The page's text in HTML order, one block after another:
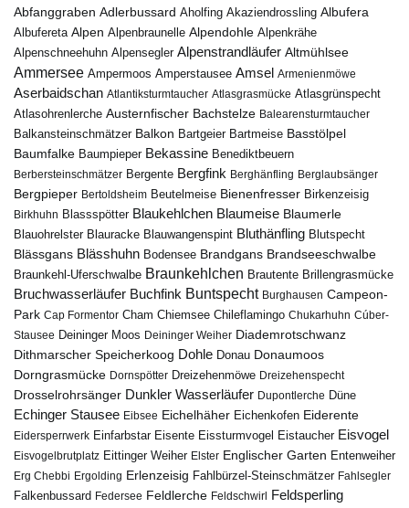
Abfanggraben Adlerbussard Aholfing Akaziendrossling Albufera
Albufereta Alpen Alpenbraunelle Alpendohle Alpenkrähe
Alpenschneehuhn Alpensegler Alpenstrandläufer Altmühlsee
Ammersee Ampermoos Amperstausee Amsel Armenienmöwe
Aserbaidschan Atlantiksturmtaucher Atlasgrasmücke Atlasgrünspecht
Atlasohrenlerche Austernfischer Bachstelze Balearensturmtaucher
Balkansteinschmätzer Balkon Bartgeier Bartmeise Basstölpel
Baumfalke Baumpieper Bekassine Benediktbeuern
Berbersteinschmätzer Bergente Bergfink Berghänfling Berglaubsänger
Bergpieper Bertoldsheim Beutelmeise Bienenfresser Birkenzeisig
Birkhuhn Blassspötter Blaukehlchen Blaumeise Blaumerle
Blauohrelster Blauracke Blauwangenspint Bluthänfling Blutspecht
Blässgans Blässhuhn Bodensee Brandgans Brandseeschwalbe
Braunkehl-Uferschwalbe Braunkehlchen Brautente Brillengrasmücke
Bruchwasserläufer Buchfink Buntspecht Burghausen Campeon-
Park Cap Formentor Cham Chiemsee Chileflamingo Chukarhuhn Cúber-
Stausee Deininger Moos Deininger Weiher Diademrotschwanz
Dithmarscher Speicherkoog Dohle Donau Donaumoos
Dorngrasmücke Dornspötter Dreizehenmöwe Dreizehenspecht
Drosselrohrsänger Dunkler Wasserläufer Dupontlerche Düne
Echinger Stausee Eibsee Eichelhäher Eichenkofen Eiderente
Eidersperrwerk Einfarbstar Eisente Eissturmvogel Eistaucher Eisvogel
Eisvogelbrutplatz Eittinger Weiher Elster Englischer Garten Entenweiher
Erg Chebbi Ergolding Erlenzeisig Fahlbürzel-Steinschmätzer Fahlsegler
Falkenbussard Federsee Feldlerche Feldschwirl Feldsperling